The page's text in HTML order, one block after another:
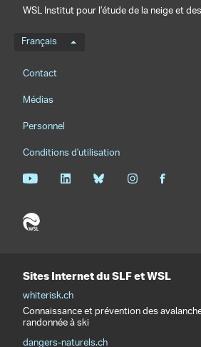
WSL Institut pour l’étude de la neige et
Menu de langue
Français
Footernavigation
Contact
Médias
Personnel
Conditions d'utilisation
Sites Internet du SLF et WSL
whiterisk.ch
Connaissance et prévention des
randonnée à ski